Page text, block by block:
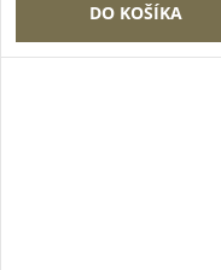
DO KOŠÍKA